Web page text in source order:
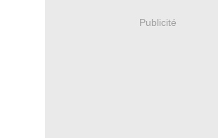
Publicité